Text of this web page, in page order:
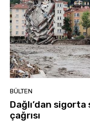
BÜLTEN
Dağlı’dan
çağrısı